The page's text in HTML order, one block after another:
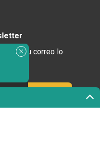
en tu correo lo